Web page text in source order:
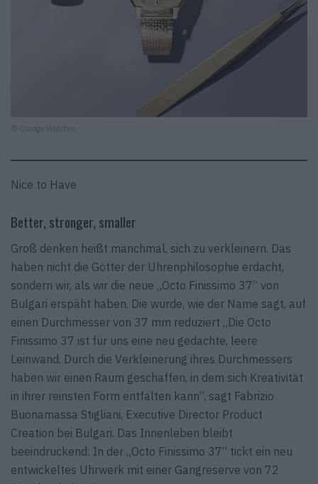
© Omega Watches
Nice to Have
Better, stronger, smaller
Groß denken heißt manchmal, sich zu verkleinern. Das
haben nicht die Götter der Uhrenphilosophie erdacht,
sondern wir, als wir die neue „Octo Finissimo 37“ von
Bulgari erspäht haben. Die wurde, wie der Name sagt, auf
einen Durchmesser von 37 mm reduziert „Die Octo
Finissimo 37 ist für uns eine neu gedachte, leere
Leinwand. Durch die Verkleinerung ihres Durchmessers
haben wir einen Raum geschaffen, in dem sich Kreativität
in ihrer reinsten Form entfalten kann“, sagt Fabrizio
Buonamassa Stigliani, Executive Director Product
Creation bei Bulgari. Das Innenleben bleibt
beeindruckend: In der „Octo Finissimo 37“ tickt ein neu
entwickeltes Uhrwerk mit einer Gangreserve von 72